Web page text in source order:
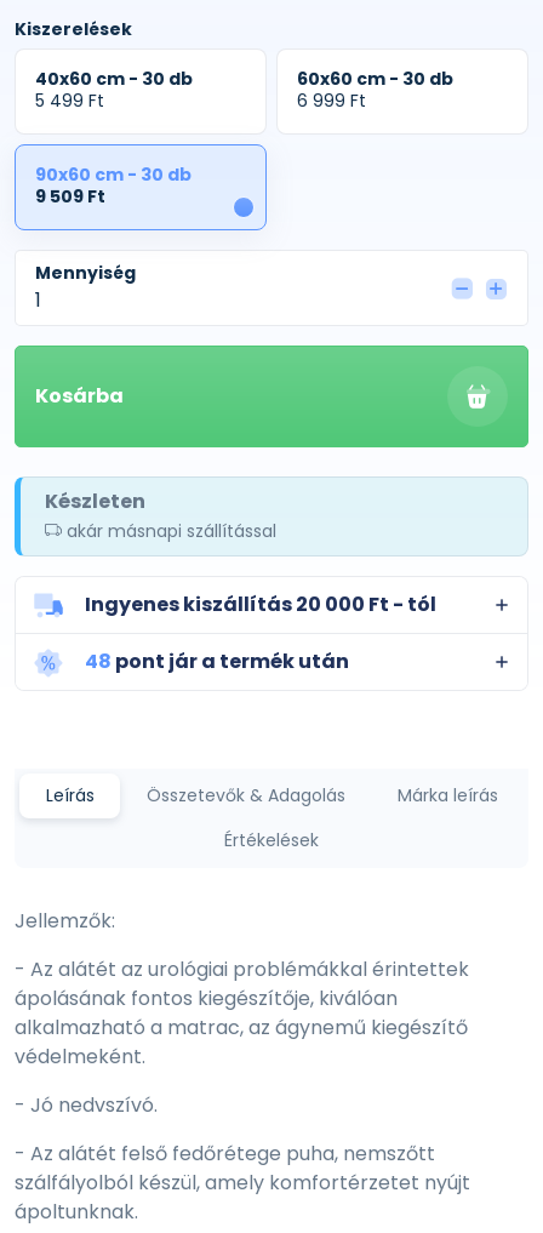
Kiszerelések
40x60 cm - 30 db
5 499 Ft
60x60 cm - 30 db
6 999 Ft
1
90x60 cm - 30 db
9 509 Ft
Mennyiség
Kosárba
Készleten
akár másnapi szállítással
Ingyenes kiszállítás 20 000 Ft - tól
48 pont jár a termék után
Leírás Összetevők & Adagolás
Márka leírás
Értékelések
Jellemzők:
- Az alátét az urológiai problémákkal érintettek
ápolásának fontos kiegészítője, kiválóan
alkalmazható a matrac, az ágynemű kiegészítő
védelmeként.
- Jó nedvszívó.
- Az alátét felső fedőrétege puha, nemszőtt
szálfályolból készül, amely komfortérzetet nyújt
ápoltunknak.